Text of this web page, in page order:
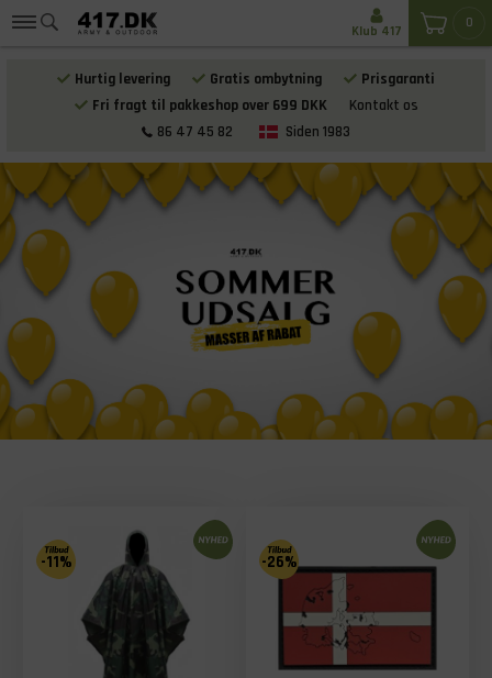
Hurtig levering Gratis ombytning
Prisgaranti
Fri fragt til pakkeshop over 699 DKK
Kontakt os
86 47 45 82
Siden 1983
0
Klub 417
-11% -26%